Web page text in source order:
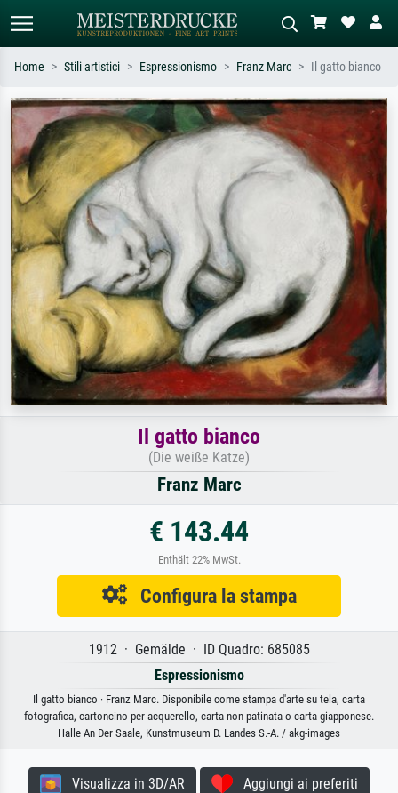
Ricerca standard Ricerca immagini AI
Cerca per artista, titolo o stile – es.
Monet, Notte stellata,
Impressionismo, onda di Hokusai,
nudo.
Descrivi la scena – es. prato verde,
astratto con molto rosso, dipinto a
olio scuro, nudo in piedi vicino a un
Home Stili artistici Espressionismo Franz Marc Il gatto bianco
Il gatto bianco
(Die weiße Katze)
Franz Marc
€ 143.44
Enthält 22% MwSt.
Configura la stampa
1912 · Gemälde · ID Quadro: 685085
Espressionismo
Il gatto bianco · Franz Marc. Disponibile come stampa d'arte su tela, carta
fotografica, cartoncino per acquerello, carta non patinata o carta giapponese.
Halle An Der Saale, Kunstmuseum D. Landes S.-A. / akg-images
Visualizza in 3D/AR Aggiungi ai preferiti